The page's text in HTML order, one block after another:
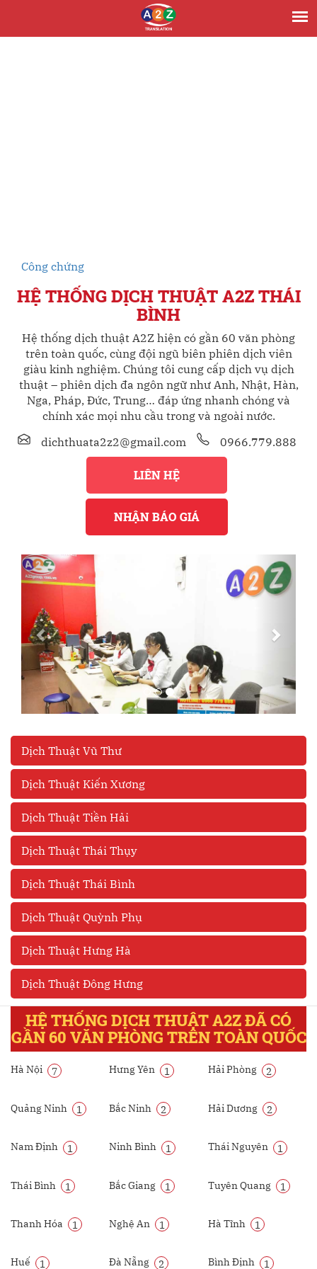
Công chứng
HỆ THỐNG DỊCH THUẬT A2Z THÁI
BÌNH
Hệ thống dịch thuật A2Z hiện có gần 60 văn phòng
trên toàn quốc, cùng đội ngũ biên phiên dịch viên
giàu kinh nghiệm. Chúng tôi cung cấp dịch vụ dịch
thuật – phiên dịch đa ngôn ngữ như Anh, Nhật, Hàn,
Nga, Pháp, Đức, Trung… đáp ứng nhanh chóng và
chính xác mọi nhu cầu trong và ngoài nước.
dichthuata2z2@gmail.com
0966.779.888
LIÊN HỆ
NHẬN BÁO GIÁ
Dịch Thuật Vũ Thư
Dịch Thuật Kiến Xương
Dịch Thuật Tiền Hải
Dịch Thuật Thái Thụy
Dịch Thuật Thái Bình
Dịch Thuật Quỳnh Phụ
Dịch Thuật Hưng Hà
Dịch Thuật Đông Hưng
HỆ THỐNG DỊCH THUẬT A2Z ĐÃ CÓ
GẦN 60 VĂN PHÒNG TRÊN TOÀN QUỐC
Hà Nội 7 Hưng Yên 1 Hải Phòng 2
Quảng Ninh 1 Bắc Ninh 2 Hải Dương 2
Nam Định 1 Ninh Bình 1 Thái Nguyên 1
Thái Bình 1 Bắc Giang 1 Tuyên Quang 1
Thanh Hóa 1 Nghệ An 1 Hà Tĩnh 1
Huế 1 Đà Nẵng 2 Bình Định 1